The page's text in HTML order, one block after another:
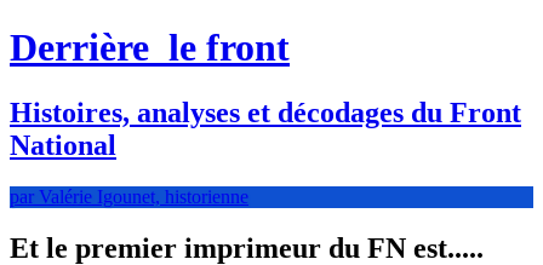
Derrière le front
Histoires, analyses et décodages du Front
National
par Valérie Igounet, historienne
Et le premier imprimeur du FN est.....